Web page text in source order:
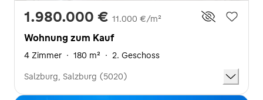
1.980.000 € 11.000 €/m²
Wohnung zum Kauf
4 Zimmer · 180 m² · 2. Geschoss
Salzburg, Salzburg (5020)